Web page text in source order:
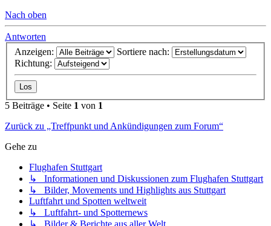
Nach oben
Antworten
Anzeigen:
Sortiere nach:
Richtung:
5 Beiträge • Seite 1 von 1
Zurück zu „Treffpunkt und Ankündigungen zum Forum“
Gehe zu
Flughafen Stuttgart
↳ Informationen und Diskussionen zum Flughafen Stuttgart
↳ Bilder, Movements und Highlights aus Stuttgart
Luftfahrt und Spotten weltweit
↳ Luftfahrt- und Spotternews
↳ Bilder & Berichte aus aller Welt